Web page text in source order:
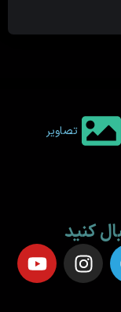
تصاویر
کنید